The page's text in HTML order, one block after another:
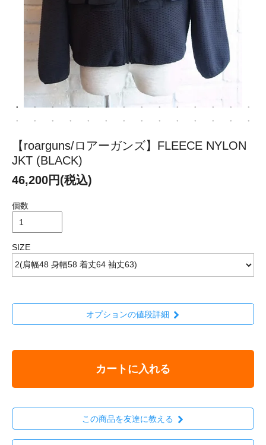
【roarguns/ロアーガンズ】FLEECE NYLON
JKT (BLACK)
46,200円(税込)
個数
SIZE
オプションの値段詳細
カートに入れる
この商品を友達に教える